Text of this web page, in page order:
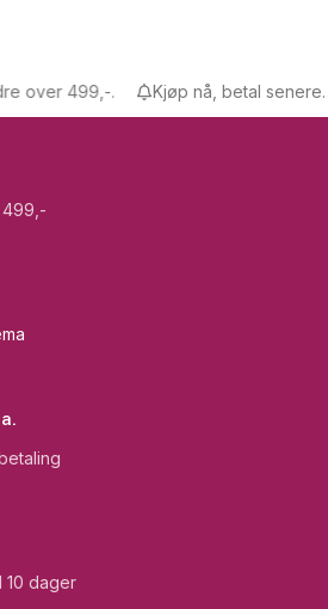
499,-. Kjøp nå, betal senere.
499,-
10 dager